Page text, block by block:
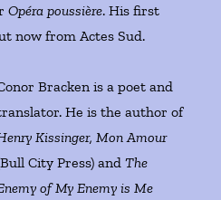
Opéra poussière. His first
now from Actes Sud.
Bracken is a poet and
He is the author of
Kissinger, Mon Amour
City Press) and The
of My Enemy is Me